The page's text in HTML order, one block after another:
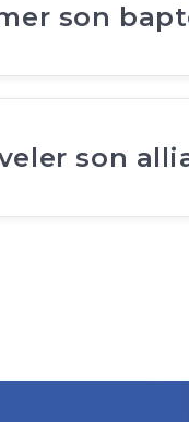
son
son